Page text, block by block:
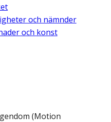
och nämnder
och konst
(Motion